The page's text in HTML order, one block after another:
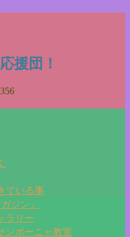
援団！
ている事
ジン』
ラリー
ンポーニャ教室